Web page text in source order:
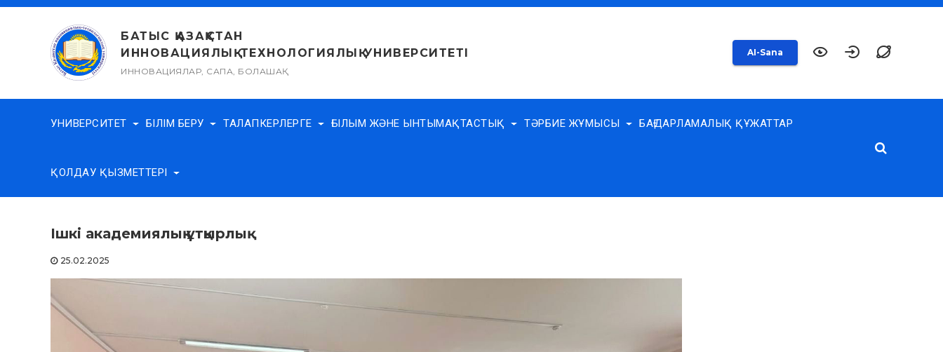
Skip
БАТЫС ҚАЗАҚСТАН
ИННОВАЦИЯЛЫҚ-ТЕХНОЛОГИЯЛЫҚ УНИВЕРСИТЕТІ
ИННОВАЦИЯЛАР, САПА, БОЛАШАҚ
AI-Sana
УНИВЕРСИТЕТ БІЛІМ БЕРУ ТАЛАПКЕРЛЕРГЕ ҒЫЛЫМ ЖӘНЕ ЫНТЫМАҚТАСТЫҚ ТӘРБИЕ ЖҰМЫСЫ БАҒДАРЛАМАЛЫҚ ҚҰЖАТТАР
ҚОЛДАУ ҚЫЗМЕТТЕРІ
Ішкі академиялық ұтқырлық
25.02.2025